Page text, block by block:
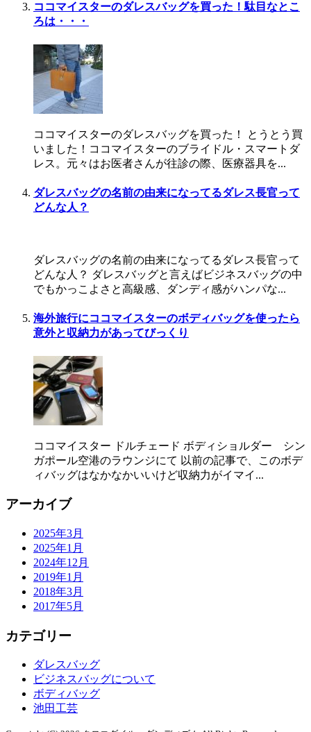
ココマイスターのダレスバッグを買った！駄目なとこ
ろは・・・
ココマイスターのダレスバッグを買った！ とうとう買
いました！ココマイスターのブライドル・スマートダ
レス。元々はお医者さんが往診の際、医療器具を...
ダレスバッグの名前の由来になってるダレス長官って
どんな人？
ダレスバッグの名前の由来になってるダレス長官って
どんな人？ ダレスバッグと言えばビジネスバッグの中
でもかっこよさと高級感、ダンディ感がハンパな...
海外旅行にココマイスターのボディバッグを使ったら
意外と収納力があってびっくり
ココマイスター ドルチェード ボディショルダー シン
ガポール空港のラウンジにて 以前の記事で、このボデ
ィバッグはなかなかいいけど収納力がイマイ...
アーカイブ
2025年3月
2025年1月
2024年12月
2019年1月
2018年3月
2017年5月
カテゴリー
ダレスバッグ
ビジネスバッグについて
ボディバッグ
池田工芸